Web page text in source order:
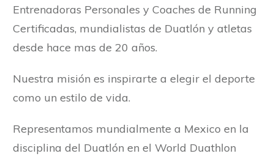
Entrenadoras Personales y Coaches de Running
Certificadas, mundialistas de Duatlón y atletas
desde hace mas de 20 años.
Nuestra misión es inspirarte a elegir el deporte
como un estilo de vida.
Representamos mundialmente a Mexico en la
disciplina del Duatlón en el World Duathlon